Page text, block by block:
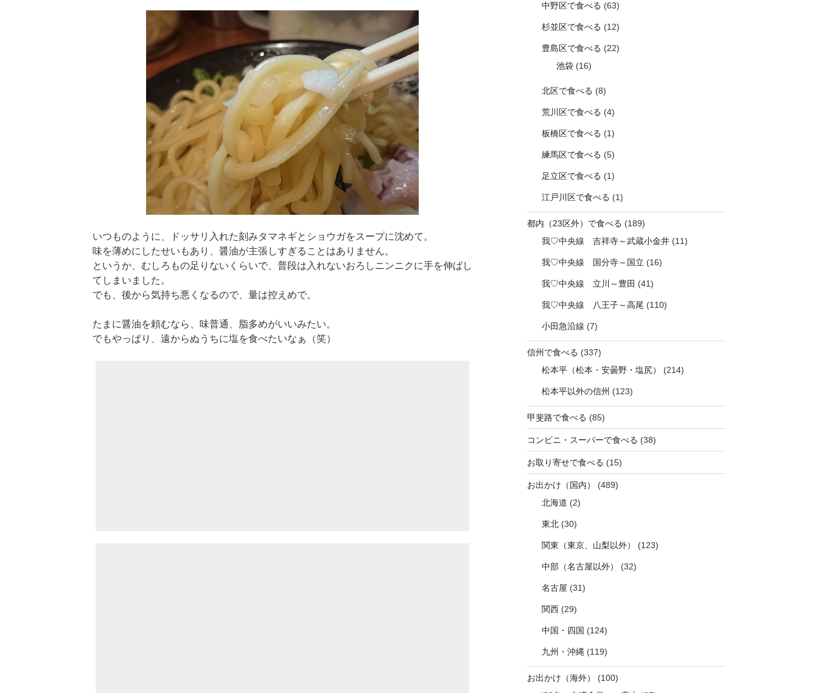
いつものように、ドッサリ入れた刻みタマネギとショウガをスープに沈めて。
味を薄めにしたせいもあり、醤油が主張しすぎることはありません。
というか、むしろもの足りないくらいで、普段は入れないおろしニンニクに手を伸ばし
てしまいました。
でも、後から気持ち悪くなるので、量は控えめで。
たまに醤油を頼むなら、味普通、脂多めがいいみたい。
でもやっぱり、遠からぬうちに塩を食べたいなぁ（笑）
中野区で食べる (63)
杉並区で食べる (12)
豊島区で食べる (22)
池袋 (16)
北区で食べる (8)
荒川区で食べる (4)
板橋区で食べる (1)
練馬区で食べる (5)
足立区で食べる (1)
江戸川区で食べる (1)
都内（23区外）で食べる (189)
我♡中央線 吉祥寺～武蔵小金井 (11)
我♡中央線 国分寺～国立 (16)
我♡中央線 立川～豊田 (41)
我♡中央線 八王子～高尾 (110)
小田急沿線 (7)
信州で食べる (337)
松本平（松本・安曇野・塩尻）
(214)
松本平以外の信州 (123)
甲斐路で食べる (85)
コンビニ・スーパーで食べる (38)
お取り寄せで食べる (15)
お出かけ（国内）
(489)
北海道 (2)
東北 (30)
関東（東京、山梨以外） (123)
中部（名古屋以外） (32)
名古屋 (31)
関西 (29)
中国・四国 (124)
九州・沖縄 (119)
お出かけ（海外）
(100)